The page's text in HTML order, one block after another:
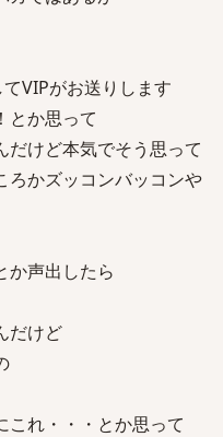
VIPがお送りします
とか思って
だけど本気でそう思って
ろかズッコンバッコンや
か声出したら
だけど
これ・・・とか思って